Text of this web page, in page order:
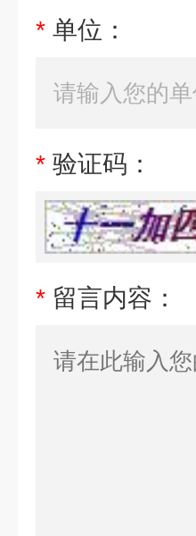
* 单位：
* 验证码：
* 留言内容：